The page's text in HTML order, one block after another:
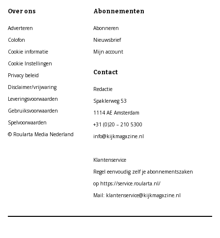
Over ons
Adverteren
Colofon
Cookie informatie
Cookie Instellingen
Privacy beleid
Disclaimer/vrijwaring
Leveringsvoorwaarden
Gebruiksvoorwaarden
Spelvoorwaarden
© Roularta Media Nederland
Abonnementen
Abonneren
Nieuwsbrief
Mijn account
Contact
Redactie
Spaklerweg 53
1114 AE Amsterdam
+31 (0)20 – 210 5300
info@kijkmagazine.nl
Klantenservice
Regel eenvoudig zelf je abonnementszaken
op https://service.roularta.nl/
Mail: klantenservice@kijkmagazine.nl